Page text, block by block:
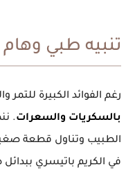
تنبيه طبي وهام
رغم الفوائد الكبيرة للتمر
بالسكريات والسعرات.
الطبيب وتناول قطعة
في الكريم باتيسري